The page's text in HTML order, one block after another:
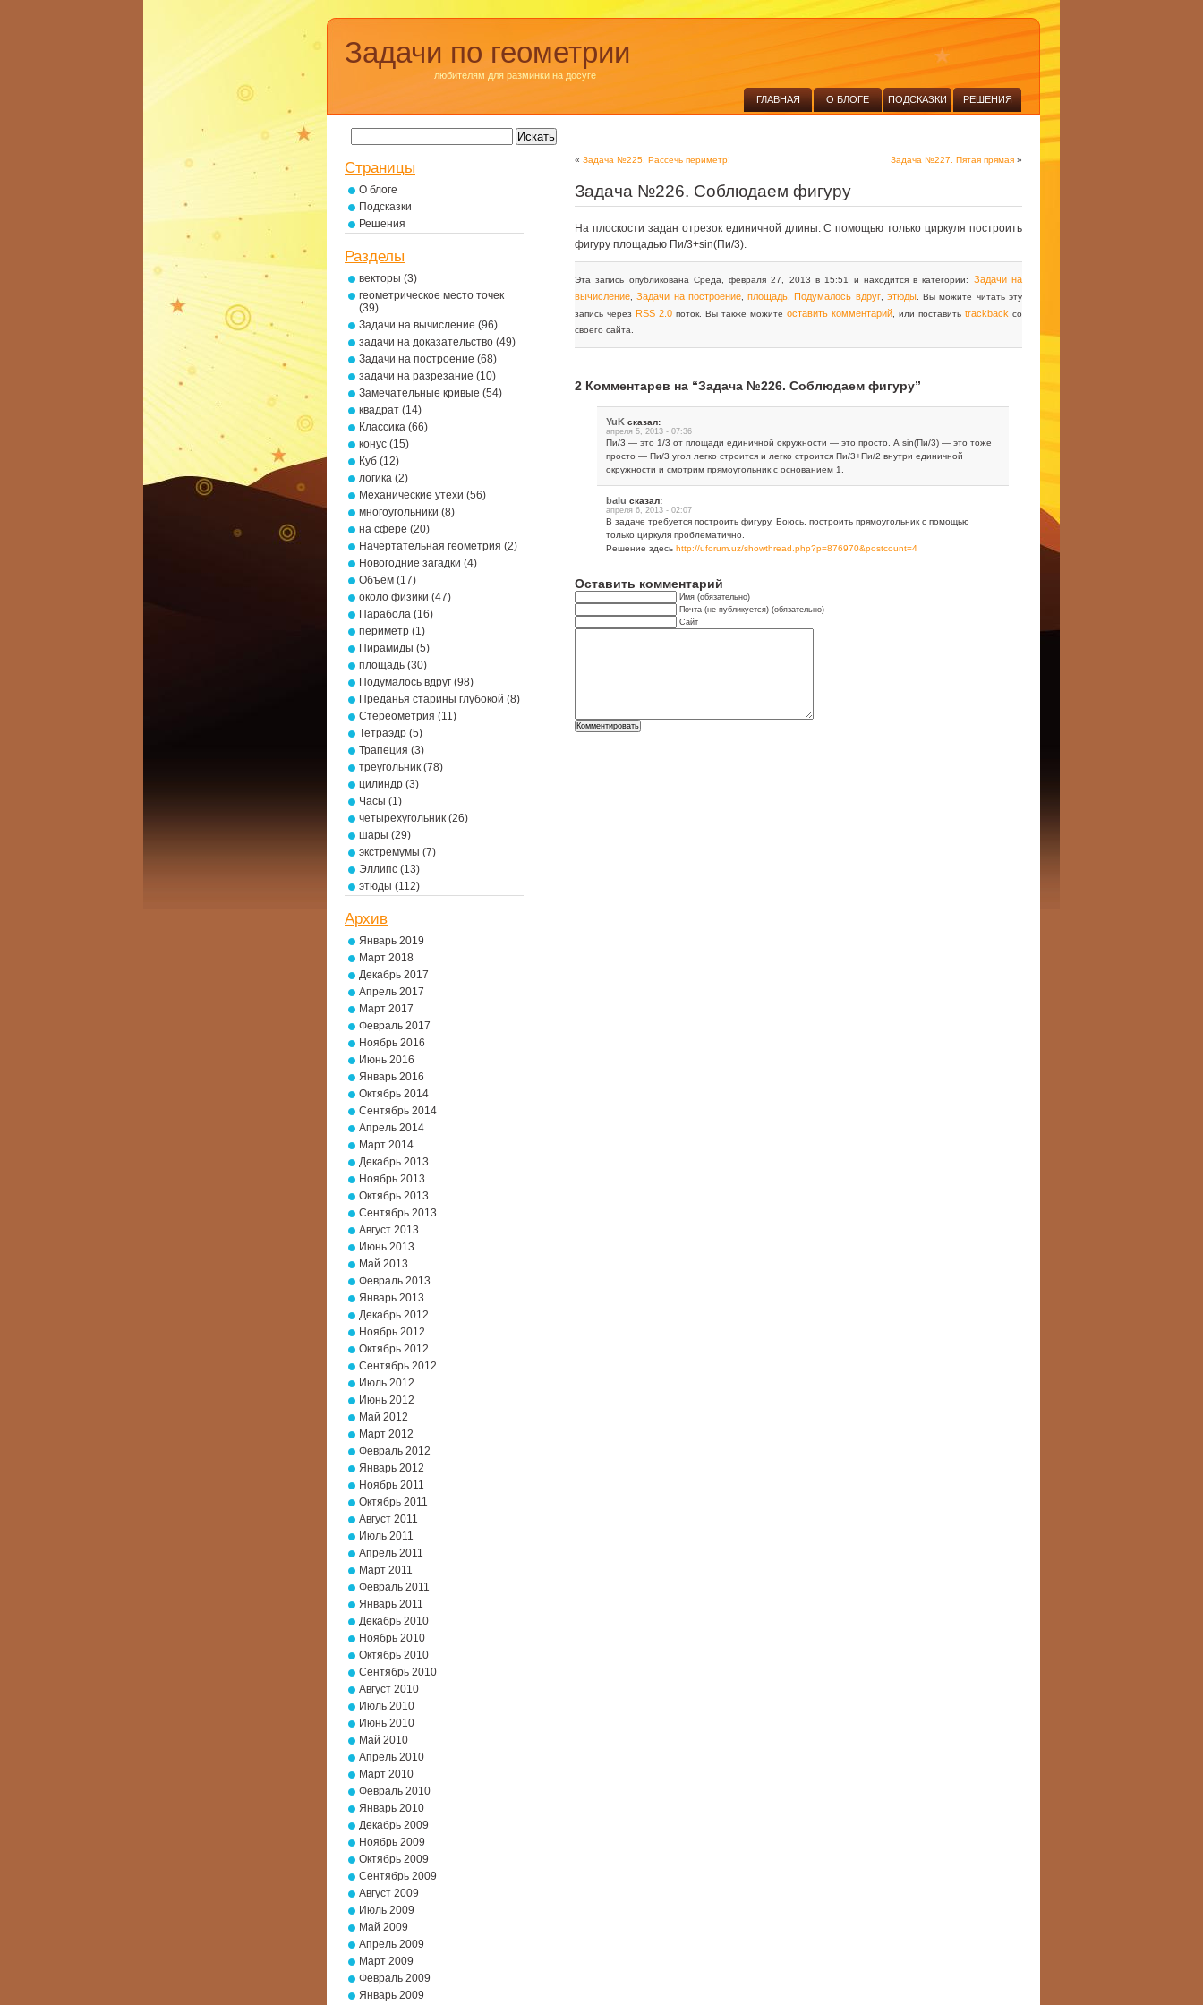
Задачи по геометрии
любителям для разминки на досуге
ГЛАВНАЯ О БЛОГЕ ПОДСКАЗКИ РЕШЕНИЯ
« Задача №225. Рассечь периметр! Задача №227. Пятая прямая »
Задача №226. Соблюдаем фигуру
На плоскости задан отрезок единичной длины. С помощью только циркуля построить
фигуру площадью Пи/3+sin(Пи/3).
Эта запись опубликована Среда, февраля 27, 2013 в 15:51 и находится в категории: Задачи на
вычисление ,Задачи на построение,площадь Подумалось вдруг, этюды. Вы можите читать эту
запись через RSS 2.0 поток. Вы также можите оставить комментарий , или поставить trackback со
своего сайта.
2 Комментарев на “Задача №226. Соблюдаем фигуру”
YuK сказал:
апреля 5, 2013 - 07:36
Пи/3 — это 1/3 от площади единичной окружности — это просто. А sin(Пи/3) — это тоже
просто — Пи/3 угол легко строится и легко строится Пи/3+Пи/2 внутри единичной
окружности и смотрим прямоугольник с основанием 1.
balu сказал:
апреля 6, 2013 - 02:07
В задаче требуется построить фигуру. Боюсь, построить прямоугольник с помощью
только циркуля проблематично.
Решение здесь http://uforum.uz/showthread.php?p=876970&postcount=4
Оставить комментарий
Имя (обязательно)
Почта (не публикуется) (обязательно)
Сайт
Страницы
О блоге
Подсказки
Решения
Разделы
векторы (3)
геометрическое место точек
(39)
Задачи на вычисление (96)
задачи на доказательство (49)
Задачи на построение (68)
задачи на разрезание (10)
Замечательные кривые (54)
квадрат (14)
Классика (66)
конус (15)
Куб (12)
логика (2)
Механические утехи (56)
многоугольники (8)
на сфере (20)
Начертательная геометрия (2)
Новогодние загадки (4)
Объём (17)
около физики (47)
Парабола (16)
периметр (1)
Пирамиды (5)
площадь (30)
Подумалось вдруг (98)
Преданья старины глубокой (8)
Стереометрия (11)
Тетраэдр (5)
Трапеция (3)
треугольник (78)
цилиндр (3)
Часы (1)
четырехугольник (26)
шары (29)
экстремумы (7)
Эллипс (13)
этюды (112)
Архив
Январь 2019
Март 2018
Декабрь 2017
Апрель 2017
Март 2017
Февраль 2017
Ноябрь 2016
Июнь 2016
Январь 2016
Октябрь 2014
Сентябрь 2014
Апрель 2014
Март 2014
Декабрь 2013
Ноябрь 2013
Октябрь 2013
Сентябрь 2013
Август 2013
Июнь 2013
Май 2013
Февраль 2013
Январь 2013
Декабрь 2012
Ноябрь 2012
Октябрь 2012
Сентябрь 2012
Июль 2012
Июнь 2012
Май 2012
Март 2012
Февраль 2012
Январь 2012
Ноябрь 2011
Октябрь 2011
Август 2011
Июль 2011
Апрель 2011
Март 2011
Февраль 2011
Январь 2011
Декабрь 2010
Ноябрь 2010
Октябрь 2010
Сентябрь 2010
Август 2010
Июль 2010
Июнь 2010
Май 2010
Апрель 2010
Март 2010
Февраль 2010
Январь 2010
Декабрь 2009
Ноябрь 2009
Октябрь 2009
Сентябрь 2009
Август 2009
Июль 2009
Май 2009
Апрель 2009
Март 2009
Февраль 2009
Январь 2009